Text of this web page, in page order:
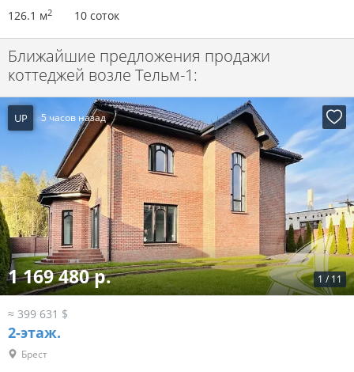
126.1 м2 10 соток
Ближайшие предложения продажи
коттеджей возле Тельм-1:
UP 5 часов назад
1 / 11
1 169 480 р.
≈ 399 631 $
2-этаж.
Брест